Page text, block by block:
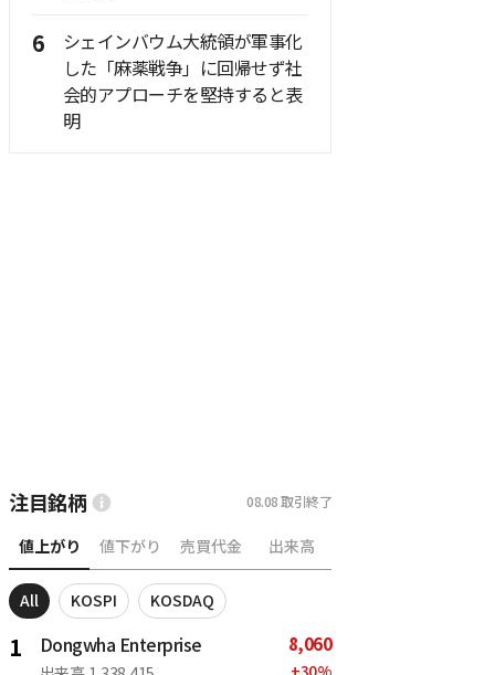
6
シェインバウム大統領が軍事化
した「麻薬戦争」に回帰せず社
会的アプローチを堅持すると表
明
注目銘柄 08.08 取引終了
値上がり 値下がり 売買代金 出来高
All KOSPI KOSDAQ
1 Dongwha Enterprise 8,060